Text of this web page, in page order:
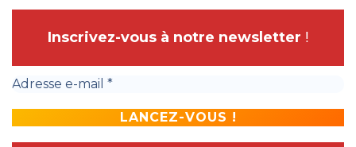
Inscrivez-vous à notre newsletter !